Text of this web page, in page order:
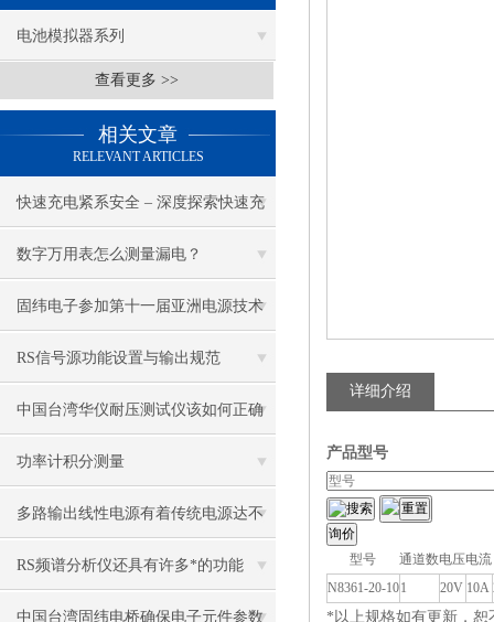
电池模拟器系列
查看更多 >>
相关文章
RELEVANT ARTICLES
快速充电紧系安全 – 深度探索快速充
电器测试
数字万用表怎么测量漏电？
固纬电子参加第十一届亚洲电源技术
发展论坛
RS信号源功能设置与输出规范
中国台湾华仪耐压测试仪该如何正确
操作和维护？
功率计积分测量
多路输出线性电源有着传统电源达不
到的功能
RS频谱分析仪还具有许多*的功能
中国台湾固纬电桥确保电子元件参数
详细介绍
产品型号
搜索
型号 通道数电压电流
N8361-20-101 20V 10A
*以上规格如有更新，恕